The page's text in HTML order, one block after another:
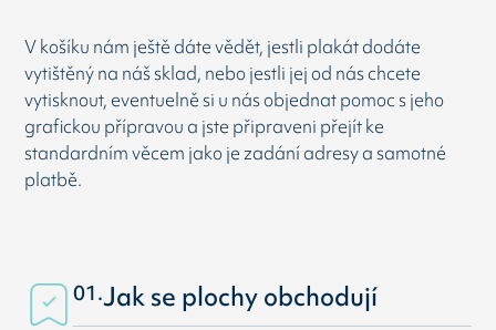
V košíku nám ještě dáte vědět, jestli plakát dodáte
vytištěný na náš sklad, nebo jestli jej od nás chcete
vytisknout, eventuelně si u nás objednat pomoc s jeho
grafickou přípravou a jste připraveni přejít ke
standardním věcem jako je zadání adresy a samotné
platbě.
01.Jak se plochy obchodují